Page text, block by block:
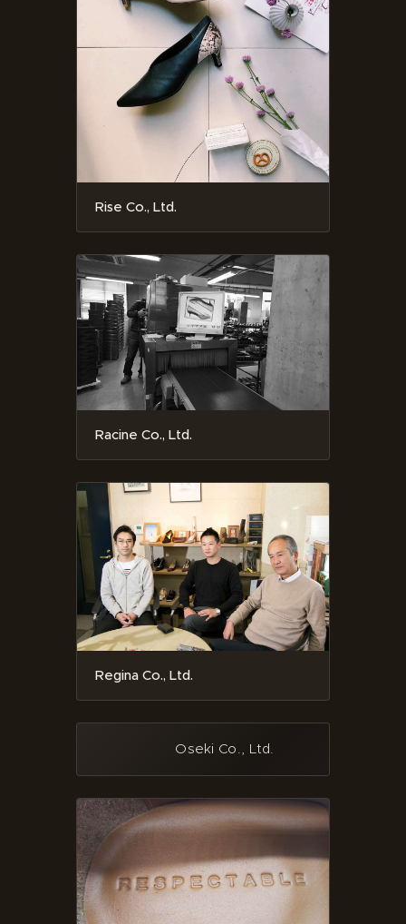
Rise Co., Ltd.
Racine Co., Ltd.
Regina Co., Ltd.
Oseki Co., Ltd.